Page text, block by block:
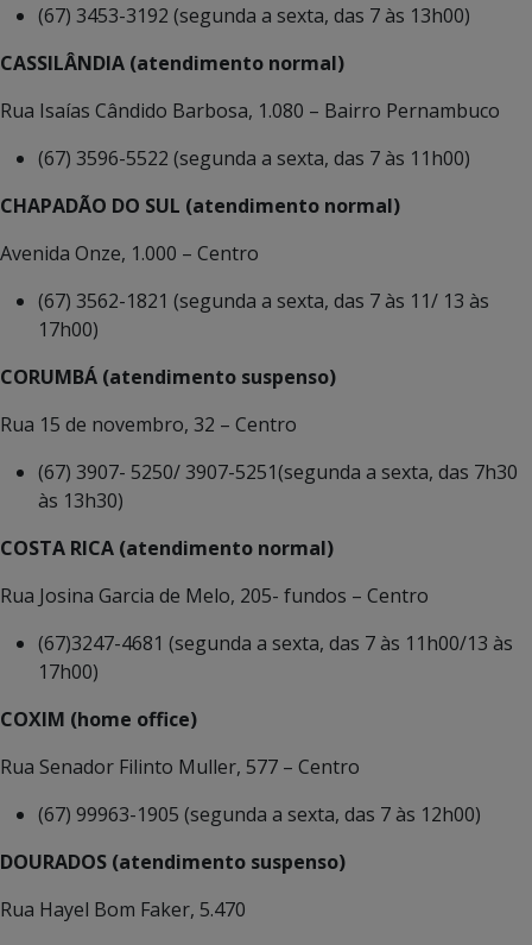
(67) 3453-3192 (segunda a sexta, das 7 às 13h00)
CASSILÂNDIA (atendimento normal)
Rua Isaías Cândido Barbosa, 1.080 – Bairro Pernambuco
(67) 3596-5522 (segunda a sexta, das 7 às 11h00)
CHAPADÃO DO SUL (atendimento normal)
Avenida Onze, 1.000 – Centro
(67) 3562-1821 (segunda a sexta, das 7 às 11/ 13 às
17h00)
CORUMBÁ (atendimento suspenso)
Rua 15 de novembro, 32 – Centro
(67) 3907- 5250/ 3907-5251(segunda a sexta, das 7h30
às 13h30)
COSTA RICA (atendimento normal)
Rua Josina Garcia de Melo, 205- fundos – Centro
(67)3247-4681 (segunda a sexta, das 7 às 11h00/13 às
17h00)
COXIM (home office)
Rua Senador Filinto Muller, 577 – Centro
(67) 99963-1905 (segunda a sexta, das 7 às 12h00)
DOURADOS (atendimento suspenso)
Rua Hayel Bom Faker, 5.470